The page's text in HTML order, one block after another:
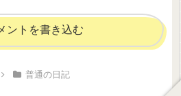
ントを書き込む
普通の日記